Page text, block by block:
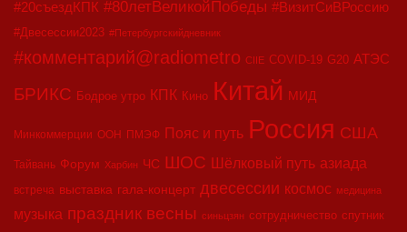
#20съездКПК #80летВеликойПобеды #ВизитСиВРоссию
#Двесессии2023 #Петербургскийдневник
#комментарий@radiometro CIIE COVID-19 G20 АТЭС
БРИКС Бодрое утро КПК Кино Китай МИД
Минкоммерции ООН ПМЭФ Пояс и путь Россия США
Тайвань Форум Харбин ЧС ШОС Шёлковый путь азиада
встреча выставка гала-концерт двесессии космос медицина
музыка праздник весны синьцзян сотрудничество спутник